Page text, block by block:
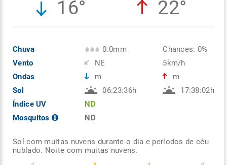
16° 22°
Chuva
Vento
Ondas
Sol
Índice UV
Mosquitos
0.0mm
NE
m
06:23:36h
ND
ND
Chances: 0%
5km/h
m
17:38:02h
Sol com muitas nuvens durante o dia e períodos de céu
nublado. Noite com muitas nuvens.